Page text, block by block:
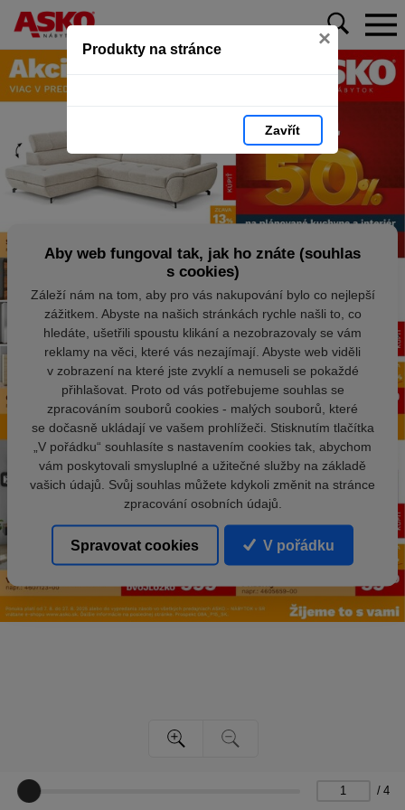
Produkty na stránce ×
Zavřít
/ 4
Aby web fungoval tak, jak ho znáte (souhlas
s cookies)
Záleží nám na tom, aby pro vás nakupování bylo co nejlepší
zážitkem. Abyste na našich stránkách rychle našli to, co
hledáte, ušetřili spoustu klikání a nezobrazovaly se vám
reklamy na věci, které vás nezajímají. Abyste web viděli
v zobrazení na které jste zvyklí a nemuseli se pokaždé
přihlašovat. Proto od vás potřebujeme souhlas se
zpracováním souborů cookies - malých souborů, které
se dočasně ukládají ve vašem prohlížeči. Stisknutím tlačítka
„V pořádku“ souhlasíte s nastavením cookies tak, abychom
vám poskytovali smysluplné a užitečné služby na základě
vašich údajů. Svůj souhlas můžete kdykoli změnit na stránce
zpracování osobních údajů.
Spravovat cookies V pořádku